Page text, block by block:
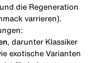
die Regeneration
varrieren).
, darunter Klassiker
exotische Varianten